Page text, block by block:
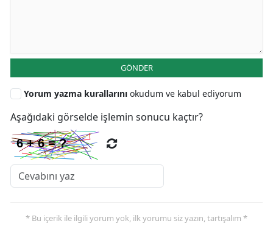
GÖNDER
Yorum yazma kurallarını okudum ve kabul ediyorum
Aşağıdaki görselde işlemin sonucu kaçtır?
* Bu içerik ile ilgili yorum yok, ilk yorumu siz yazın, tartışalım *